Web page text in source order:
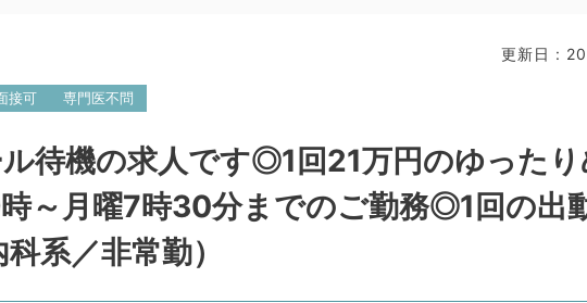
更新日 :
接可 専門医不問
ル待機の求人です◎1回21万円のゆった
～月曜7時30分までのご勤務◎1回の出
系／非常勤）